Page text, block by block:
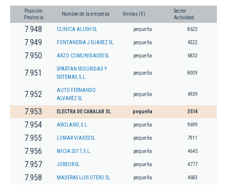
Posición
Provincia
Nombre de la empresa Ventas (€)
Sector
Actividad
7.948 CLINICA ALUSH SL pequeña 8623
7.949 FONTANERIA J SUAREZ SL pequeña 4322
7.950 ARZO COMUNIDADES SL pequeña 6832
7.951
SPARTAN SEGURIDAD Y
SISTEMAS, S.L.
pequeña 8009
7.952
AUTO FERNANDO
ALVAREZ SL
pequeña 4939
7.953 ELECTRA DE CABALAR SL pequeña 3514
7.954 AROLAND, S.L. pequeña 9699
7.955 LOMAR VIAXES SL pequeña 7911
7.956 MICIA 2017, S.L. pequeña 4645
7.957 JOREOR SL pequeña 4777
7.958 MADERAS LUIS OTERO SL. pequeña 4683